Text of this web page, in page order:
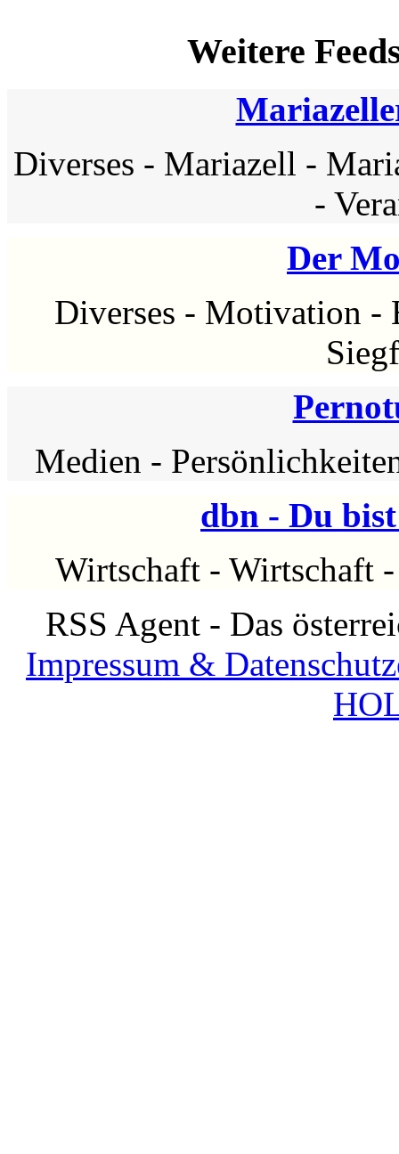
Weitere
Diverses - Mariazell -
-
Der
Diverses - Motivation -
Medien -
dbn - Du
Wirtschaft- Wirtschaft
RSS Agent - Das
Impressum &